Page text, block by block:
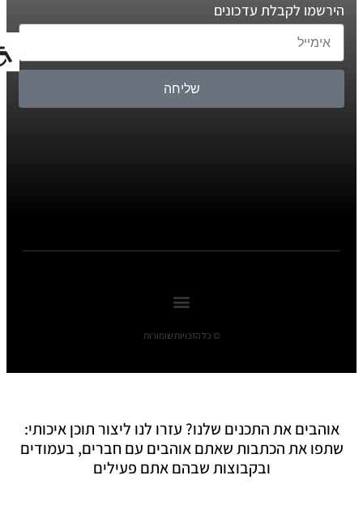
הירשמו לקבלת עדכונים
שליחה
© כל הזכויות שומורות
אוהבים את התכנים שלנו? עזרו לנו ליצור תוכן איכותי:
שתפו את הכתבות שאתם אוהבים עם חברים, בעמודים
ובקבוצות שבהם אתם פעילים